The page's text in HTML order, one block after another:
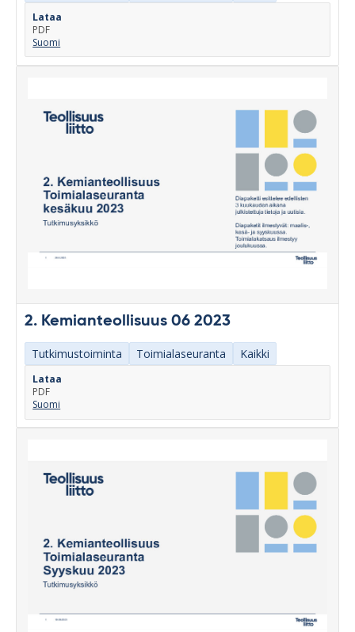
Lataa
PDF
Suomi
2. Kemianteollisuus 06 2023
Tutkimustoiminta Toimialaseuranta Kaikki
Lataa
PDF
Suomi